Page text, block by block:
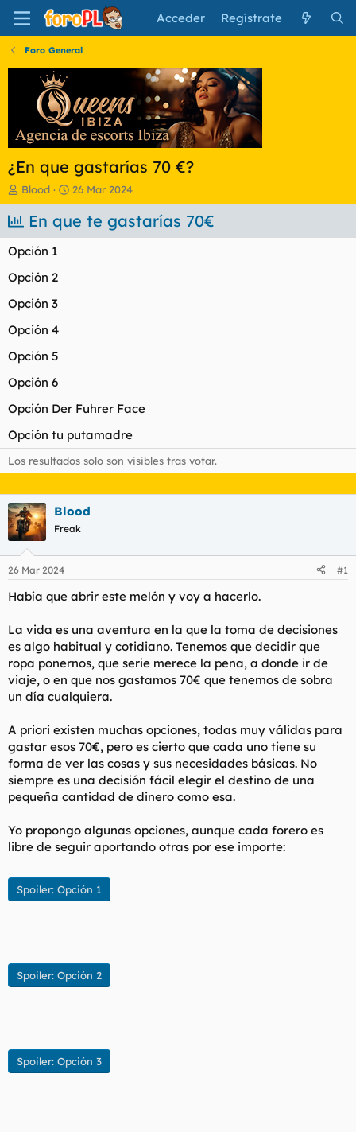
Acceder Regístrate
Foro General
¿En que gastarías 70 €?
I
n
i
c
d
r
e
t
m
Blood
F
e
c
h
26 Mar 2024
En que te gastarías 70€
Opción 1
Opción 2
Opción 3
Opción 4
Opción 5
Opción 6
Opción Der Fuhrer Face
Opción tu putamadre
Los resultados solo son visibles tras votar.
Blood
Freak
26 Mar 2024 #1
Había que abrir este melón y voy a hacerlo.
La vida es una aventura en la que la toma de decisiones
es algo habitual y cotidiano. Tenemos que decidir que
ropa ponernos, que serie merece la pena, a donde ir de
viaje, o en que nos gastamos 70€ que tenemos de sobra
un día cualquiera.
A priori existen muchas opciones, todas muy válidas para
gastar esos 70€, pero es cierto que cada uno tiene su
forma de ver las cosas y sus necesidades básicas. No
siempre es una decisión fácil elegir el destino de una
pequeña cantidad de dinero como esa.
Yo propongo algunas opciones, aunque cada forero es
libre de seguir aportando otras por ese importe:
Spoiler: Opción 1
Spoiler: Opción 2
Spoiler: Opción 3